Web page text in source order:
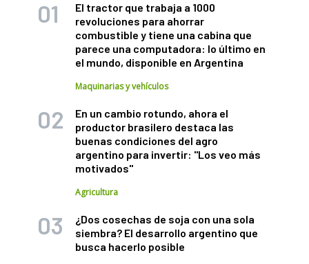
El tractor que trabaja a 1000
revoluciones para ahorrar
combustible y tiene una cabina que
parece una computadora: lo último en
el mundo, disponible en Argentina
Maquinarias y vehículos
En un cambio rotundo, ahora el
productor brasilero destaca las
buenas condiciones del agro
argentino para invertir: "Los veo más
motivados"
Agricultura
¿Dos cosechas de soja con una sola
siembra? El desarrollo argentino que
busca hacerlo posible